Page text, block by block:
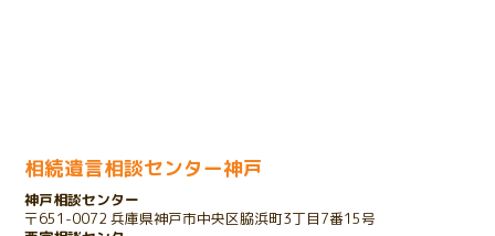
2023.10.25
相続遺言相談センター神戸
神戸相談センター
〒651-0072 兵庫県神戸市中央区脇浜町3丁目7番15号